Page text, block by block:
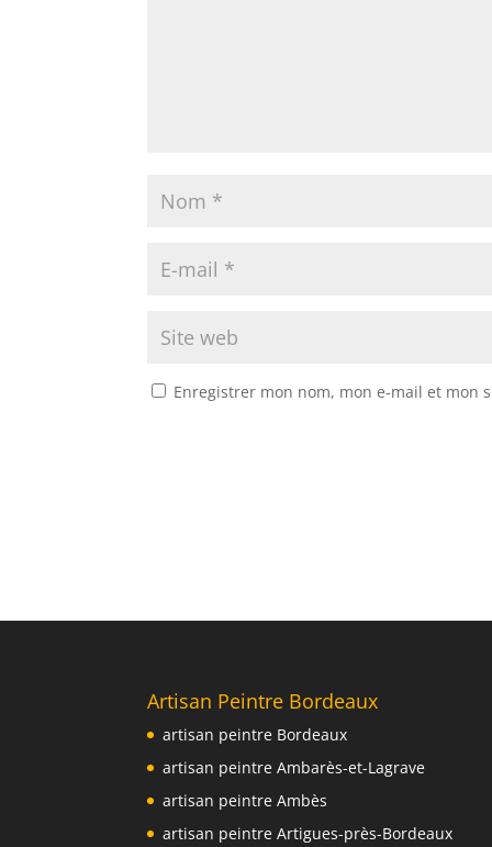
Enregistrer mon nom, mon e-mail et mon
Artisan Peintre Bordeaux
artisan peintre Bordeaux
artisan peintre Ambarès-et-Lagrave
artisan peintre Ambès
artisan peintre Artigues-près-Bordeaux